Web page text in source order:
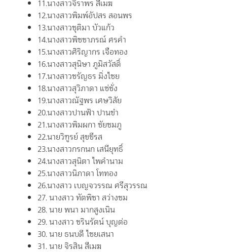
11.นางสาวจิราพร สีเมฆ
12.นางสาวพิมพ์อัปสร สอนพร
13.นางสาวชุติมา บัวแก้ว
14.นางสาวพิชชาภรณ์ ศรคำ
15.นางสาวศิริญากร เจือทอง
16.นางสาวสุนิษา ภูมิสวัสดิ์
17.นางสาวชรัญธร มิ่งไชย
18.นางสาวสุวิภาดา แซ่ชั่ง
19.นางสาวณัฐพร เศษวิสัย
20.นางสาวปานฟ้า ปานขำ
21.นางสาวพิมผกา ชัยชมภู
22.นายวิฑูรย์ สุขขีรส
23.นางสาวกรกนก เสนียุทธิ์
24.นางสาวสุนิตา ไพคำนาม
25.นางสาวนิภาดา โททอง
26.นางสาว เบญจวรรณ ศรีสุวรรณ
27. นางสาว ทัตพิชา สว่างชม
28. นาย พนา มากสูงเนิน
29. นางสาว ชรินรัตน์ บุญต่อ
30. นาย ธนบดี ไชยเสนา
31. นาย จิรสิน สีเมฆ